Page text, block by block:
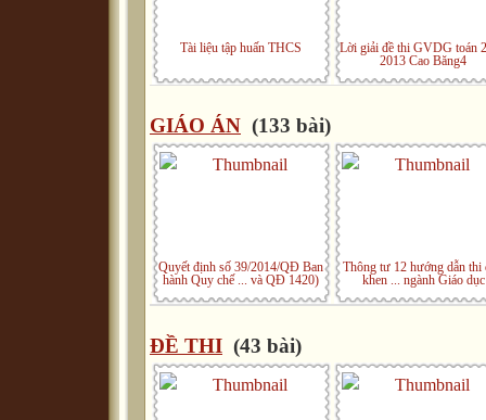
Tài liệu tập huấn THCS
Lời giải đề thi GVDG toán
2013 Cao Băng4
GIÁO ÁN (133 bài)
Quyết định số 39/2014/QĐ Ban
hành Quy chế ... và QĐ 1420)
Thông tư 12 hướng dẫn thi
khen ... ngành Giáo dục
ĐỀ THI (43 bài)